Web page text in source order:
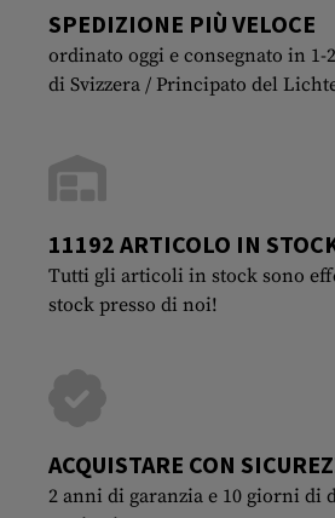
SPEDIZIONE PIÙ VELOCE
ordinato oggi e consegnato in
di Svizzera / Principato del
11192 ARTICOLO IN
Tutti gli articoli in stock sono
stock presso di noi!
ACQUISTARE CON
2 anni di garanzia e 10 giorni di